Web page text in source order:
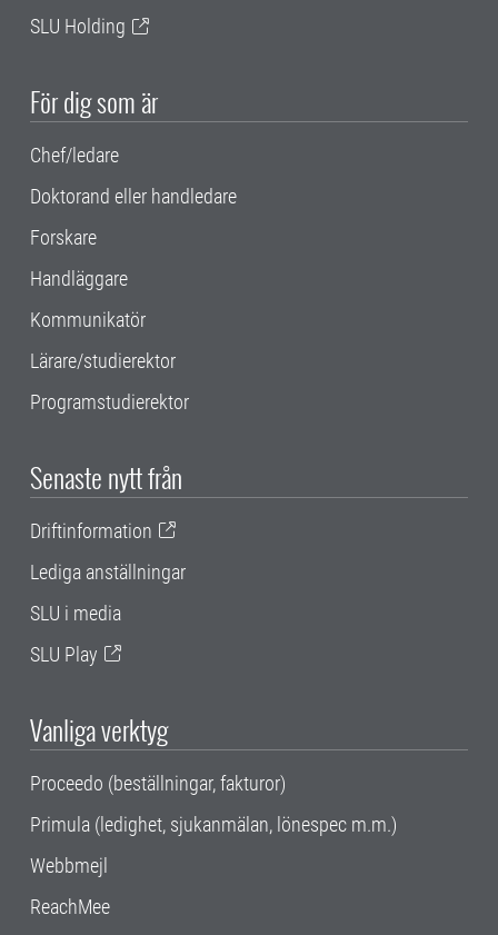
SLU Holding
För dig som är
Chef/ledare
Doktorand eller handledare
Forskare
Handläggare
Kommunikatör
Lärare/studierektor
Programstudierektor
Senaste nytt från
Driftinformation
Lediga anställningar
SLU i media
SLU Play
Vanliga verktyg
Proceedo (beställningar, fakturor)
Primula (ledighet, sjukanmälan, lönespec m.m.)
Webbmejl
ReachMee